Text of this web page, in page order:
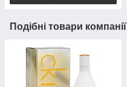
Подібні товари компанії